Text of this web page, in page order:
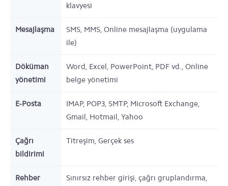
klavyesi
Mesajlaşma
SMS, MMS, Online mesajlaşma (uygulama
ile)
Döküman
yönetimi
Word, Excel, PowerPoint, PDF vd., Online
belge yönetimi
E-Posta
IMAP, POP3, SMTP, Microsoft Exchange,
Gmail, Hotmail, Yahoo
Çağrı
bildirimi
Titreşim, Gerçek ses
Rehber
Sınırsız rehber girişi, çağrı gruplandırma,